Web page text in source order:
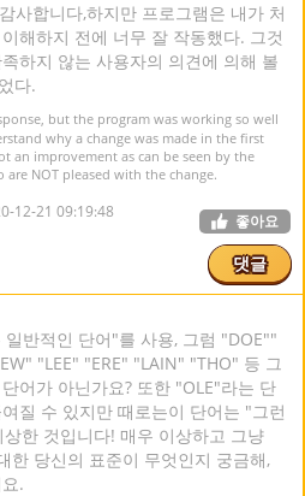
사합니다,하지만 프로그램은 내가 처
해하지 전에 너무 잘 작동했다. 그것
하지 않는 사용자의 의견에 의해 볼
다.
but the program was working so well
why a change was made in the first
an improvement as can be seen by the
are NOT pleased with the change.
12-21 09:19:48 좋아요
댓글
일반적인 단어"를 사용, 그럼 "DOE""
"LEE" "ERE" "LAIN" "THO" 등 그
어가 아닌가요? 또한 "OLE"라는 단
질 수 있지만 때로는이 단어는 "그런
한 것입니다! 매우 이상하고 그냥
한 당신의 표준이 무엇인지 궁금해,
.